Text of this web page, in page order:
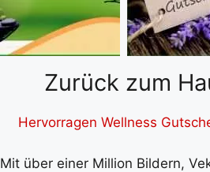
Zurück zum
Hervorragen Wellness
Mit über einer Million Bildern,